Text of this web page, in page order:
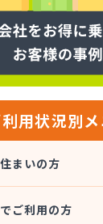
会
業組合
ーホームサー
用状況別
まいの方
ご利用の方